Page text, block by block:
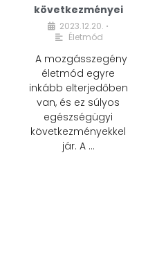
következményei
2023.12.20. •
Életmód
A mozgásszegény
életmód egyre
inkább elterjedőben
van, és ez súlyos
egészségügyi
következményekkel
jár. A …